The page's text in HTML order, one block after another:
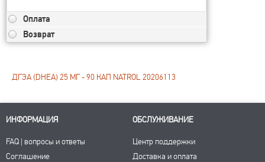
Оплата
Возврат
ДГЭА (DHEA) 25 МГ - 90 КАП NATROL 20206113
ИНФОРМАЦИЯ
FAQ | вопросы и ответы
Соглашение
ОБСЛУЖИВАНИЕ
Центр поддержки
Доставка и оплата